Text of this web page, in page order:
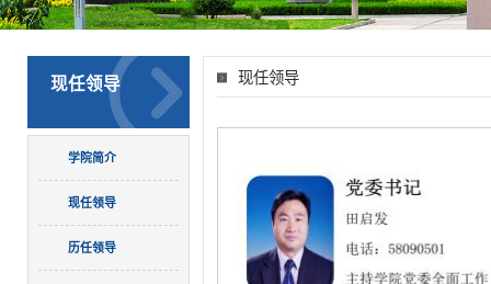
现任领导
学院简介
现任领导
历任领导
现任领导